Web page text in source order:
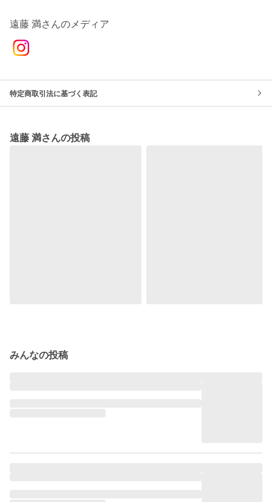
遠藤 満さんのメディア
特定商取引法に基づく表記
遠藤 満さんの投稿
みんなの投稿